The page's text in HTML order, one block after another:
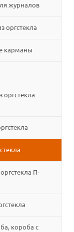
журналов
оргстекла
карманы
оргстекла
П-
короба с